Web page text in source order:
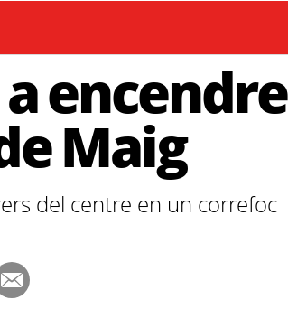
a encendre
Maig
del centre en un correfoc